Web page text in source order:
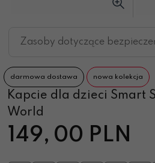
Zasoby dotyczące
darmowa dostawa nowa kolekcja
Kapcie dla dzieci Smart
World
149, 00 PLN